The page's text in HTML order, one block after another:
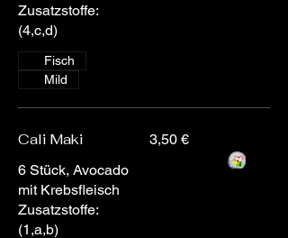
Zusatzstoffe:
(4,c,d)
Fisch
Mild
Cali Maki
6 Stück, Avocado
mit Krebsfleisch
Zusatzstoffe:
(1,a,b)
3,50 €